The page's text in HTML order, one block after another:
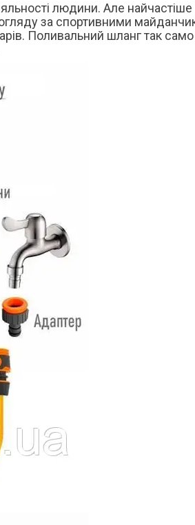
людини. Але
за спортивними
Поливальний шланг так